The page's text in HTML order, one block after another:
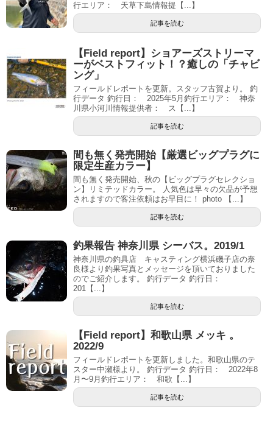
行エリア： 天草下島情報提【...】
記事を読む
【Field report】ショアーズストリーマ
ーがベストフィット！？癒しの「チャビ
ング」
フィールドレポートを更新。スタッフ古賀より。 釣
行データ 釣行日： 2025年5月釣行エリア： 神奈
川県小河川情報提供者： ス【...】
記事を読む
間も無く発売開始【厳選ビッグプラグに
限定生産カラー】
間も無く発売開始、秋の【ビッグプラグセレクショ
ン】リミテッドカラー。 人気色は早々の欠品が予想
されますので客注依頼はお早目に！ photo 【...】
記事を読む
釣果報告 神奈川県 シーバス。2019/1
神奈川県の釣具店 キャスティング横浜磯子店の奈
良様より釣果写真とメッセージを頂いておりました
のでご紹介します。 釣行データ 釣行日：
201【...】
記事を読む
【Field report】和歌山県 メッキ 。
2022/9
フィールドレポートを更新しました。和歌山県のテ
スター中瀬様より。 釣行データ 釣行日： 2022年8
月〜9月釣行エリア： 和歌【...】
記事を読む